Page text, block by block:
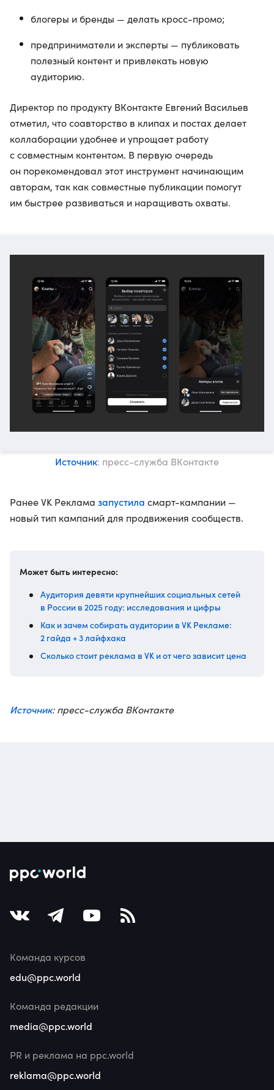
блогеры и бренды — делать кросс-промо;
предприниматели и эксперты — публиковать
полезный контент и привлекать новую
аудиторию.
Директор по продукту ВКонтакте Евгений Васильев
отметил, что соавторство в клипах и постах делает
коллаборации удобнее и упрощает работу
с совместным контентом. В первую очередь
он порекомендовал этот инструмент начинающим
авторам, так как совместные публикации помогут
им быстрее развиваться и наращивать охваты.
Источник: пресс-служба ВКонтакте
Ранее VK Реклама запустила смарт-кампании —
новый тип кампаний для продвижения сообществ.
Может быть интересно:
Аудитория девяти крупнейших социальных сетей
в России в 2025 году: исследования и цифры
Как и зачем собирать аудитории в VK Рекламе:
2 гайда + 3 лайфхака
Сколько стоит реклама в VK и от чего зависит цена
Источник: пресс-служба ВКонтакте
Команда курсов
edu@ppc.world
Команда редакции
media@ppc.world
PR и реклама на ppc.world
reklama@ppc.world